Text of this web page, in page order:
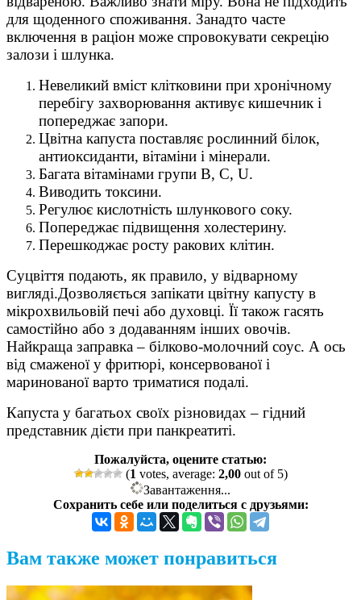
для щоденного споживання. Занадто часте
включення в раціон може спровокувати секрецію
залози і шлунка.
Невеликий вміст клітковини при хронічному
перебігу захворювання активує кишечник і
попереджає запори.
Цвітна капуста поставляє рослинний білок,
антиоксиданти, вітаміни і мінерали.
Багата вітамінами групи В, С, U.
Виводить токсини.
Регулює кислотність шлункового соку.
Попереджає підвищення холестерину.
Перешкоджає росту ракових клітин.
Суцвіття подають, як правило, у відварному
вигляді.Дозволяється запікати цвітну капусту в
мікрохвильовій печі або духовці. Її також гасять
самостійно або з додаванням інших овочів.
Найкраща заправка – білково-молочний соус. А ось
від смаженої у фритюрі, консервованої і
маринованої варто триматися подалі.
Капуста у багатьох своїх різновидах – гідний
представник дієти при панкреатиті.
Пожалуйста, оцените статью:
(1 votes, average: 2,00out of 5)
Завантаження...
Сохранить себе или поделиться с друзьями:
Вам также может понравиться